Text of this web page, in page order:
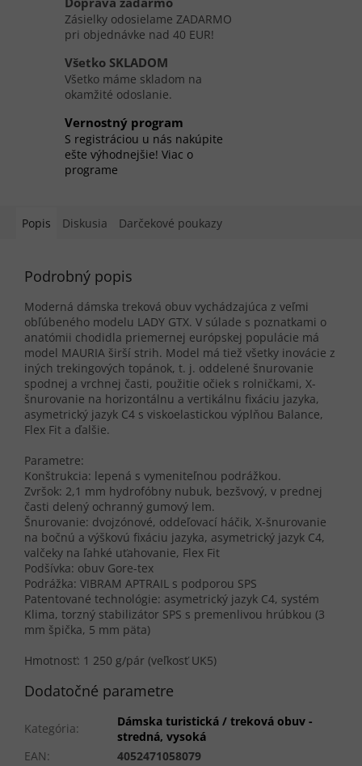
Zásielky odosielame ZADARMO
pri objednávke nad 40 EUR!
Všetko SKLADOM
Všetko máme skladom na
okamžité odoslanie.
Vernostný program
S registráciou u nás nakúpite
ešte výhodnejšie! Viac o
programe
Popis Diskusia Darčekové poukazy
Podrobný popis
Moderná dámska treková obuv vychádzajúca z veľmi
obľúbeného modelu LADY GTX. V súlade s poznatkami o
anatómii chodidla priemernej európskej populácie má
model MAURIA širší strih. Model má tiež všetky inovácie z
iných trekingových topánok, t. j. oddelené šnurovanie
spodnej a vrchnej časti, použitie očiek s rolničkami, X-
šnurovanie na horizontálnu a vertikálnu fixáciu jazyka,
asymetrický jazyk C4 s viskoelastickou výplňou Balance,
Flex Fit a ďalšie.
Parametre:
Konštrukcia: lepená s vymeniteľnou podrážkou.
Zvršok: 2,1 mm hydrofóbny nubuk, bezšvový, v prednej
časti delený ochranný gumový lem.
Šnurovanie: dvojzónové, oddeľovací háčik, X-šnurovanie
na bočnú a výškovú fixáciu jazyka, asymetrický jazyk C4,
valčeky na ľahké uťahovanie, Flex Fit
Podšívka: obuv Gore-tex
Podrážka: VIBRAM APTRAIL s podporou SPS
Patentované technológie: asymetrický jazyk C4, systém
Klima, torzný stabilizátor SPS s premenlivou hrúbkou (3
mm špička, 5 mm päta)
Hmotnosť: 1 250 g/pár (veľkosť UK5)
Dodatočné parametre
Kategória:
Dámska turistická / treková obuv -
stredná, vysoká
EAN: 4052471058079